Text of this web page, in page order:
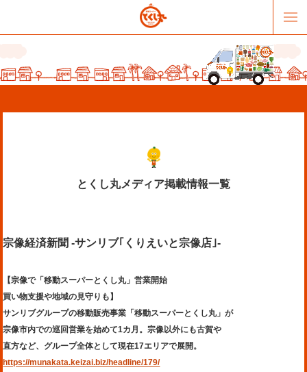
オススメリンク テーマソング
お問合せ
とくし丸メディア掲載情報一覧
宗像経済新聞 -サンリブ｢くりえいと宗像店｣-
【宗像で「移動スーパーとくし丸」営業開始
買い物支援や地域の見守りも】
サンリブグループの移動販売事業「移動スーパーとくし丸」が
宗像市内での巡回営業を始めて1カ月。宗像以外にも古賀や
直方など、グループ全体として現在17エリアで展開。
https://munakata.keizai.biz/headline/179/